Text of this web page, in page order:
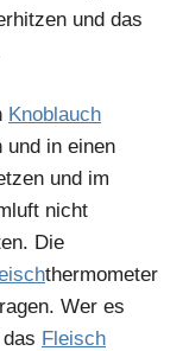
und das
Knoblauch
und in einen
und im
nicht
Die
thermometer
Wer es
Fleisch